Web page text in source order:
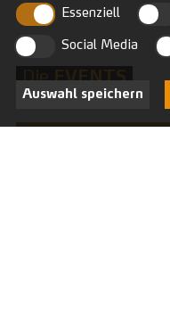
DieEVENTS
Essenziell
Social Media
Auswahl speichern